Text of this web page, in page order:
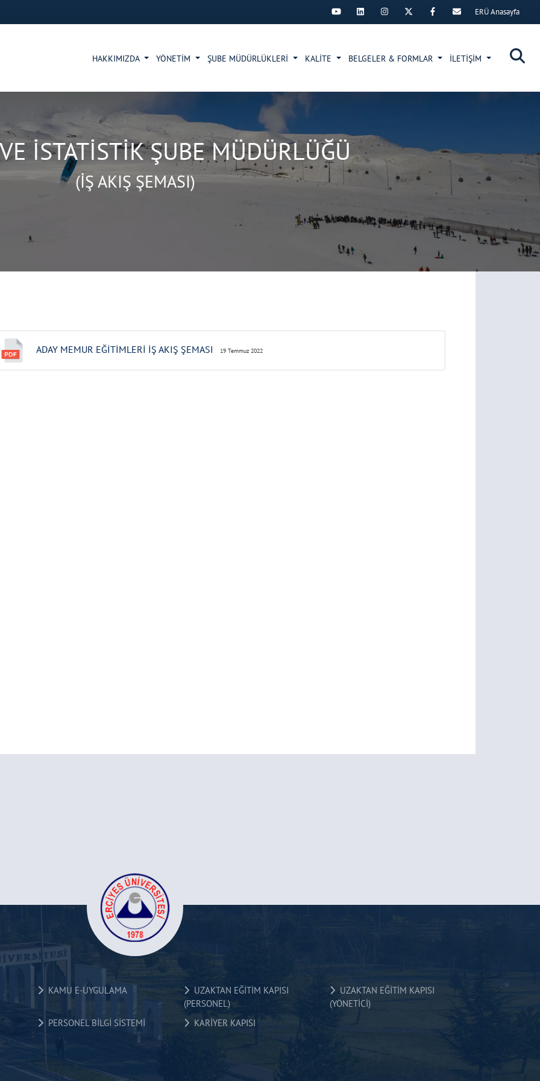
×
ERÜ Anasayfa
HAKKIMIZDA YÖNETİM ŞUBE MÜDÜRLÜKLERİ KALİTE BELGELER & FORMLAR İLETİŞİM
İSTATİSTİK ŞUBE MÜDÜRLÜĞÜ
(İŞ AKIŞ ŞEMASI)
ADAY MEMUR EĞİTİMLERİ İŞ AKIŞ ŞEMASI 19 Temmuz 2022
KAMU E-UYGULAMA
UZAKTAN EĞİTİM KAPISI
(PERSONEL)
UZAKTAN EĞİTİM KAPISI
(YÖNETİCİ)
PERSONEL BİLGİ SİSTEMİ
KARİYER KAPISI